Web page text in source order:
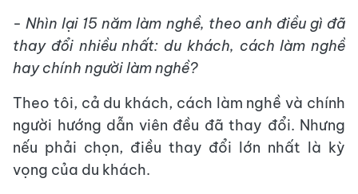
- Nhìn lại 15 năm làm nghề, theo anh điều gì đã
thay đổi nhiều nhất: du khách, cách làm nghề
hay chính người làm nghề?
Theo tôi, cả du khách, cách làm nghề và chính
người hướng dẫn viên đều đã thay đổi. Nhưng
nếu phải chọn, điều thay đổi lớn nhất là kỳ
vọng của du khách.